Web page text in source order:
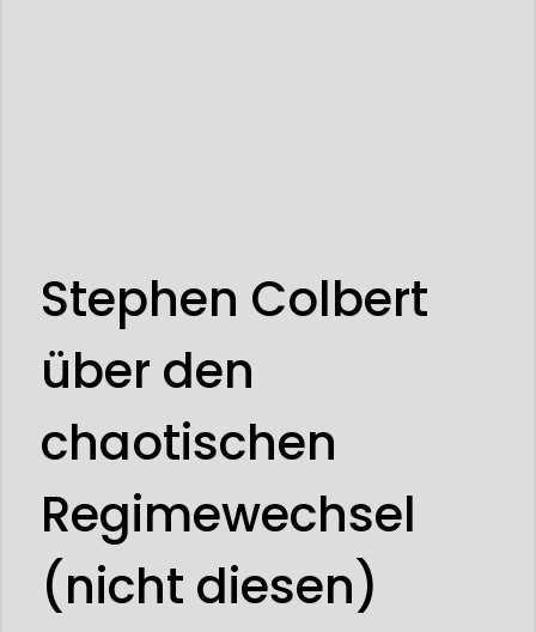
Stephen Colbert
über den
chaotischen
Regimewechsel
(nicht diesen)